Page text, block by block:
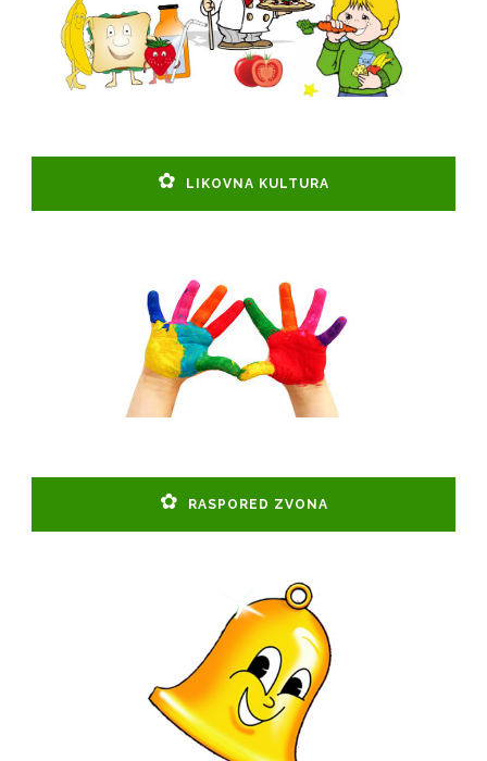
LIKOVNA KULTURA
RASPORED ZVONA